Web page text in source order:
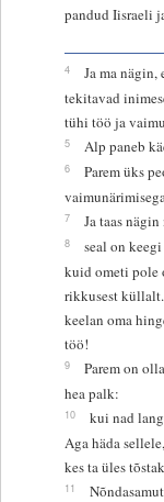
pandud Iisraeli
4
Ja ma
tekitavad
tühi töö ja
5 Alp paneb
6
Parem üks
7 Ja taas
8
seal on
kuid ometi pole
rikkusest küllalt.
keelan oma
töö!
9
Parem on
hea palk:
10
kui nad
Aga häda
kes ta üles
11